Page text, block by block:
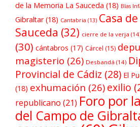
de la Memoria La Sauceda (18) Blas
Gibraltar(18) Cantabria (13) Casa
Sauceda (32) cierre de la verja
(30) cántabros (17) Cárcel (15)
magisterio (26) Desbandá (14)
Provincial de Cádiz (28) El
(18) exhumación (26) exilio
republicano (21) Foro por
del Campo de